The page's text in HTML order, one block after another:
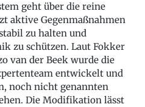
geht über die reine
aktive Gegenmaßnahmen
zu halten und
zu schützen. Laut Fokker
van der Beek wurde die
entwickelt und
noch nicht genannten
Die Modifikation lässt